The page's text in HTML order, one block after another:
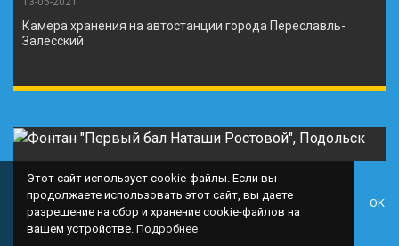
Камера хранения на автостанции города Переславль-
Залесский
Этот сайт использует cookie-файлы. Если вы
продолжаете использовать этот сайт, вы даете
разрешение на сбор и хранение cookie-файлов на
вашем устройстве. Подробнее
OK